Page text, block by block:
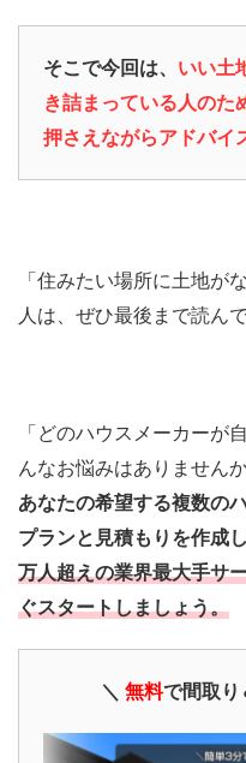
そこで今回は、 いい土
き詰まっている人のた
押さえながらアドバイ
「住みたい場所に土地が
人は、ぜひ最後まで読ん
「どのハウスメーカーが
んなお悩みはありません
あなたの希望する複数の
プランと見積もりを作成
万人超えの業界最大手サ
ぐスタートしましょう。
＼ 無料で間取り